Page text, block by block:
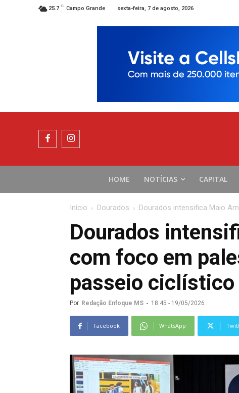
25.7 C Campo Grande sexta-feira, 7 de agosto, 2026
HOME NOTÍCIAS CAPITAL
Início Dourados Dourados intensifica Maio
Dourados
com foco em
passeio ciclístico
Por Redação Enfoque MS - 18:45 - 19/05/2026
Facebook WhatsApp